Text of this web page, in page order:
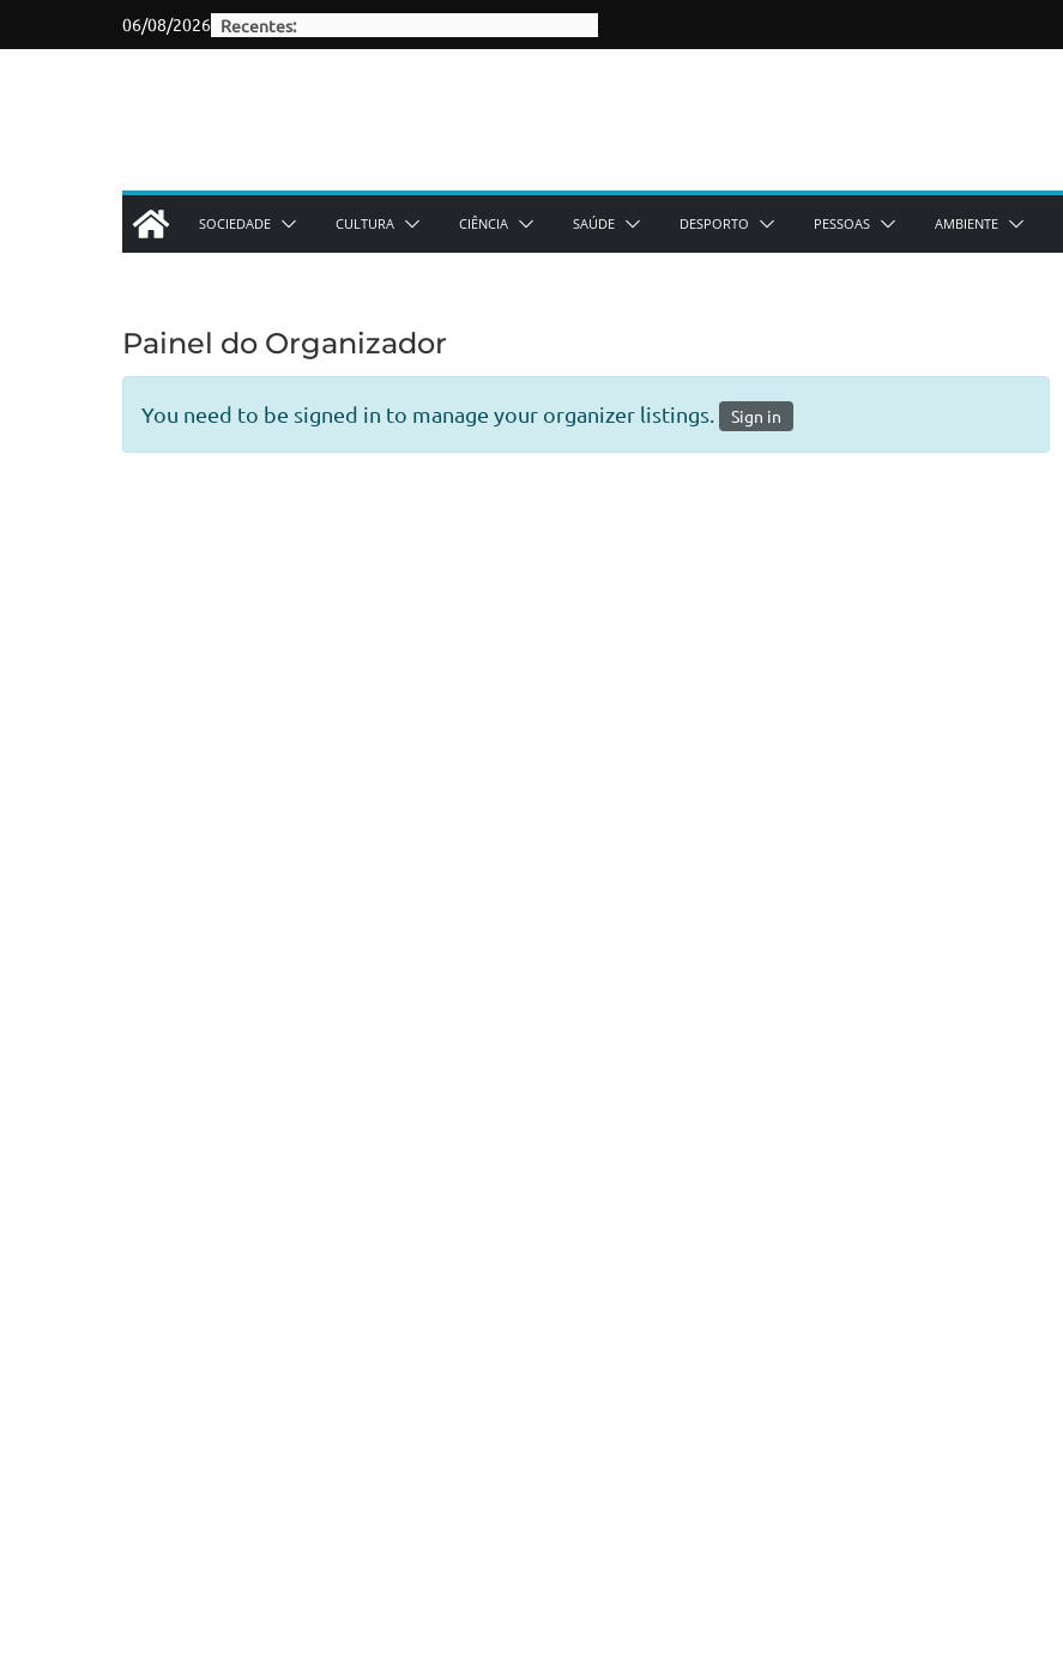
to
06/08/2026 Recentes:
SOCIEDADE CULTURA CIÊNCIA SAÚDE DESPORTO PESSOAS AMBIENTE
Painel do Organizador
You need to be signed in to manage your organizer listings. Sign in